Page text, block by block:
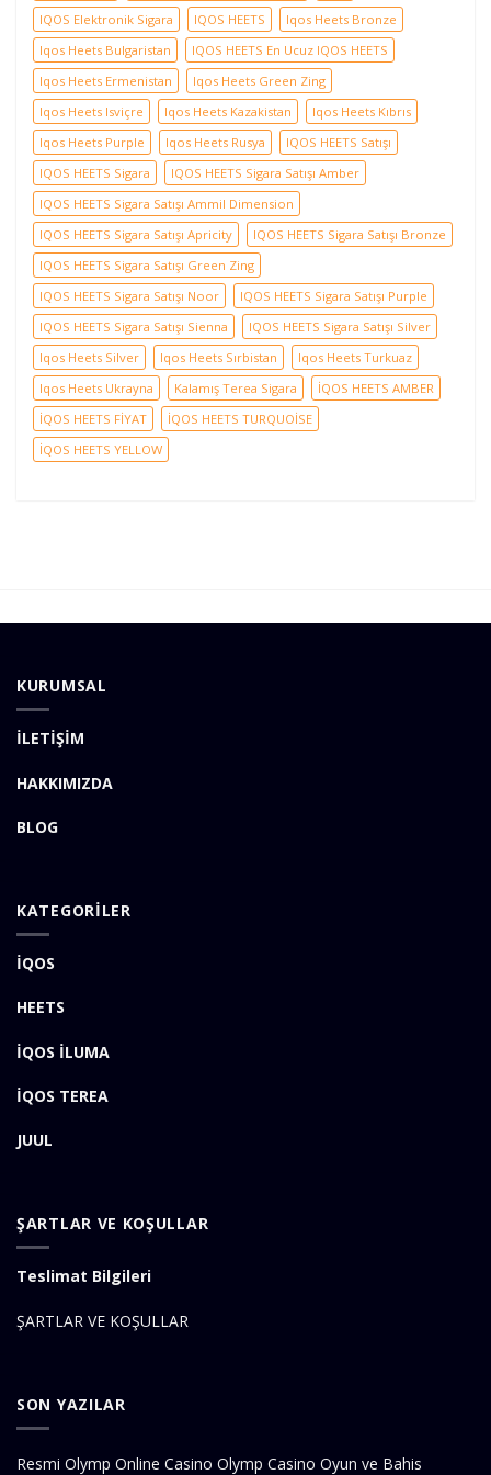
IQOS Elektronik Sigara
IQOS HEETS
Iqos Heets Bronze
Iqos Heets Bulgaristan
IQOS HEETS En Ucuz IQOS HEETS
Iqos Heets Ermenistan
Iqos Heets Green Zing
Iqos Heets Isviçre
Iqos Heets Kazakistan
Iqos Heets Kıbrıs
Iqos Heets Purple
Iqos Heets Rusya
IQOS HEETS Satışı
IQOS HEETS Sigara
IQOS HEETS Sigara Satışı Amber
IQOS HEETS Sigara Satışı Ammil Dimension
IQOS HEETS Sigara Satışı Apricity
IQOS HEETS Sigara Satışı Bronze
IQOS HEETS Sigara Satışı Green Zing
IQOS HEETS Sigara Satışı Noor
IQOS HEETS Sigara Satışı Purple
IQOS HEETS Sigara Satışı Sienna
IQOS HEETS Sigara Satışı Silver
Iqos Heets Silver
Iqos Heets Sırbistan
Iqos Heets Turkuaz
Iqos Heets Ukrayna
Kalamış Terea Sigara
İQOS HEETS AMBER
İQOS HEETS FİYAT
İQOS HEETS TURQUOİSE
İQOS HEETS YELLOW
KURUMSAL
İLETİŞİM
HAKKIMIZDA
BLOG
KATEGORİLER
İQOS
HEETS
İQOS İLUMA
İQOS TEREA
JUUL
ŞARTLAR VE KOŞULLAR
Teslimat Bilgileri
ŞARTLAR VE KOŞULLAR
SON YAZILAR
Resmi Olymp Online Casino Olymp Casino Oyun ve Bahis